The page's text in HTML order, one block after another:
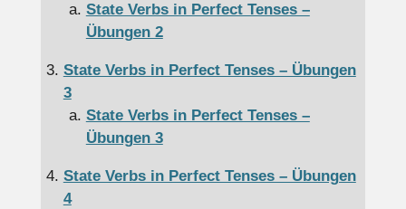
State Verbs in Perfect Tenses –
Übungen 2
State Verbs in Perfect Tenses – Übungen
3
State Verbs in Perfect Tenses –
Übungen 3
State Verbs in Perfect Tenses – Übungen
4